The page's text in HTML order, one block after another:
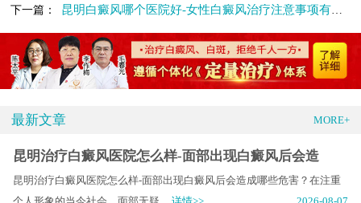
下一篇：
昆明白癜风哪个医院好-女性白癜风治疗注意事项有哪些
最新文章 MORE+
昆明治疗白癜风医院怎么样-面部出现白癜风后会造
昆明治疗白癜风医院怎么样-面部出现白癜风后会造成哪些危害？在注重